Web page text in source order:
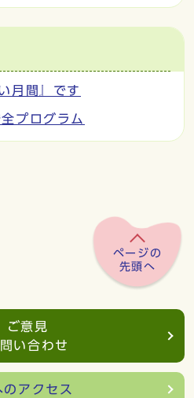
月間』です
プログラム
ページの
先頭へ
ご意見
い合わせ
のアクセス